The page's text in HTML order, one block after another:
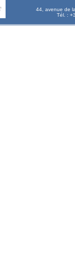
44, avenue de
Tél. :